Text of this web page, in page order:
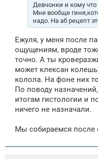
Девчонки и кому
Мне вообще
надо. На аб рецепт
Ежуля, у меня после
ощущениям, вроде
точно. А ты
может клексан
колола. На фоне них
По поводу
итогам гистологии и
ничего не назначали.
Мы собираемся после